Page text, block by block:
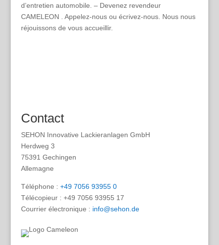
d’entretien automobile. – Devenez revendeur
CAMELEON . Appelez-nous ou écrivez-nous. Nous nous
réjouissons de vous accueillir.
Contact
SEHON Innovative Lackieranlagen GmbH
Herdweg 3
75391 Gechingen
Allemagne
Téléphone : +49 7056 93955 0
Télécopieur : +49 7056 93955 17
Courrier électronique : info@sehon.de